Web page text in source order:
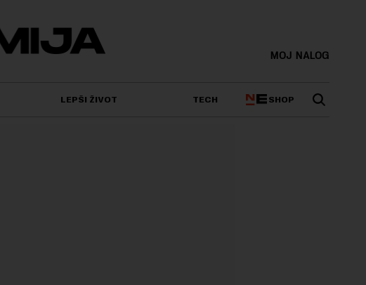
MOJ NALOG
LEPŠI ŽIVOT TECH SHOP